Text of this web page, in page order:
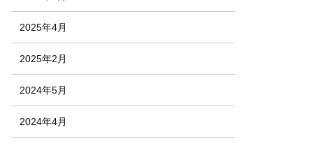
2025年4月
2025年2月
2024年5月
2024年4月